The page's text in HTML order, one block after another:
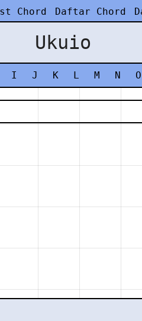
Chord Daftar Chord
Ukuio
I J K L M N O